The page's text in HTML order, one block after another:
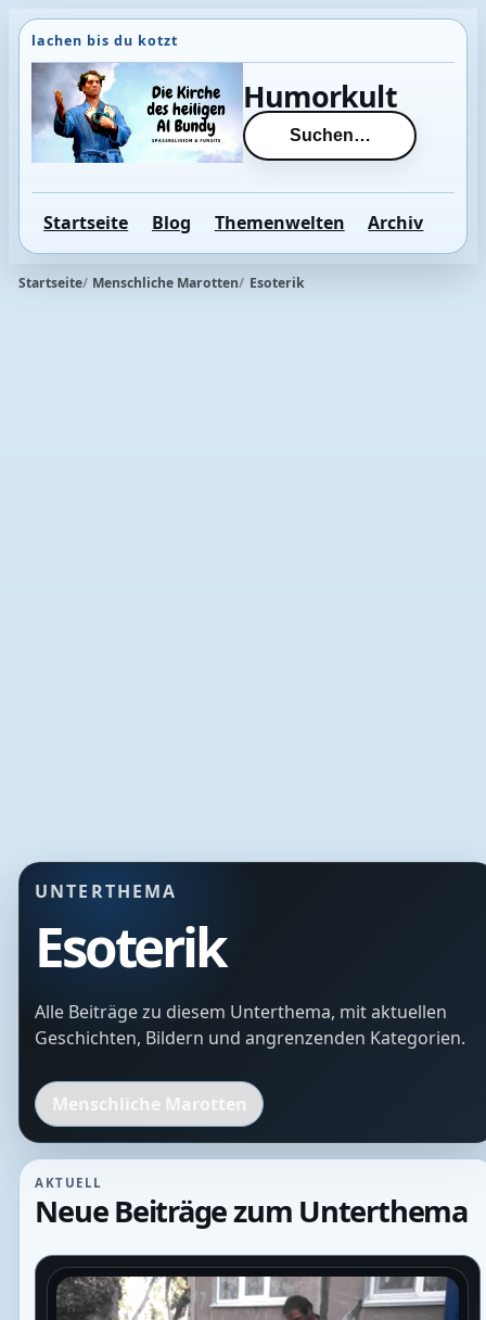
Direkt
zum
Inhalt
wechseln
Humorkult
Suchen…
Startseite Blog Themenwelten Archiv
Startseite Menschliche Marotten Esoterik
UNTERTHEMA
Esoterik
Alle Beiträge zu diesem Unterthema, mit aktuellen
Geschichten, Bildern und angrenzenden Kategorien.
Menschliche Marotten
AKTUELL
Neue Beiträge zum Unterthema